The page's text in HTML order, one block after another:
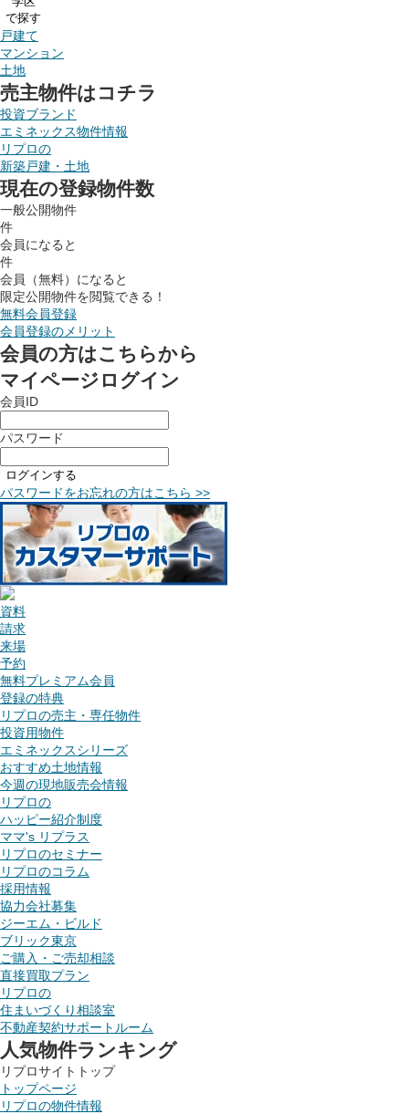
で探す
戸建て
マンション
土地
売主物件はコチラ
投資ブランド
エミネックス物件情報
リプロの
新築戸建・土地
現在の登録物件数
一般公開物件
件
会員になると
件
会員（無料）になると
限定公開物件を閲覧できる！
無料会員登録
会員登録のメリット
会員の方はこちらから
マイページログイン
会員ID
パスワード
ログインする
パスワードをお忘れの方はこちら >>
資料
請求
来場
予約
無料プレミアム会員
登録の特典
リプロの売主・専任物件
投資用物件
エミネックスシリーズ
おすすめ土地情報
今週の現地販売会情報
リプロの
ハッピー紹介制度
ママ's リプラス
リプロのセミナー
リプロのコラム
採用情報
協力会社募集
ジーエム・ビルド
ブリック東京
ご購入・ご売却相談
直接買取プラン
リプロの
住まいづくり相談室
不動産契約サポートルーム
人気物件ランキング
リプロサイトトップ
トップページ
リプロの物件情報